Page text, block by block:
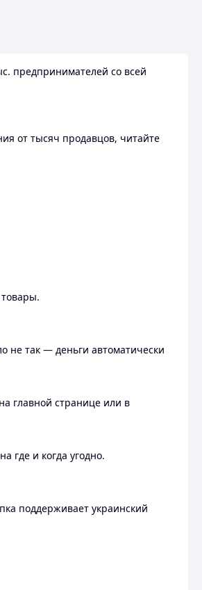
предпринимателей со всей
от тысяч продавцов, читайте
не так — деньги автоматически
главной странице или в
где и когда угодно.
поддерживает украинский